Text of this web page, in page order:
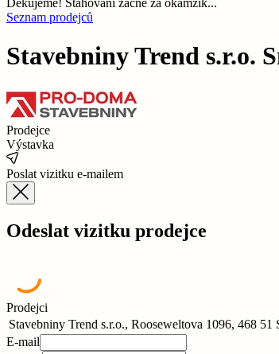
Děkujeme! Stahování začne za okamžik...
Seznam prodejců
Stavebniny Trend s.r.o.
Prodejce
Výstavka
Poslat vizitku e-mailem
Odeslat vizitku prodejce
Prodejci
Stavebniny Trend s.r.o., Rooseweltova 1096, 468 51
E-mail